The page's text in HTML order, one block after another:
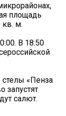
площадь
кв. м.
В 18:50
«Пенза
запустят
салют.